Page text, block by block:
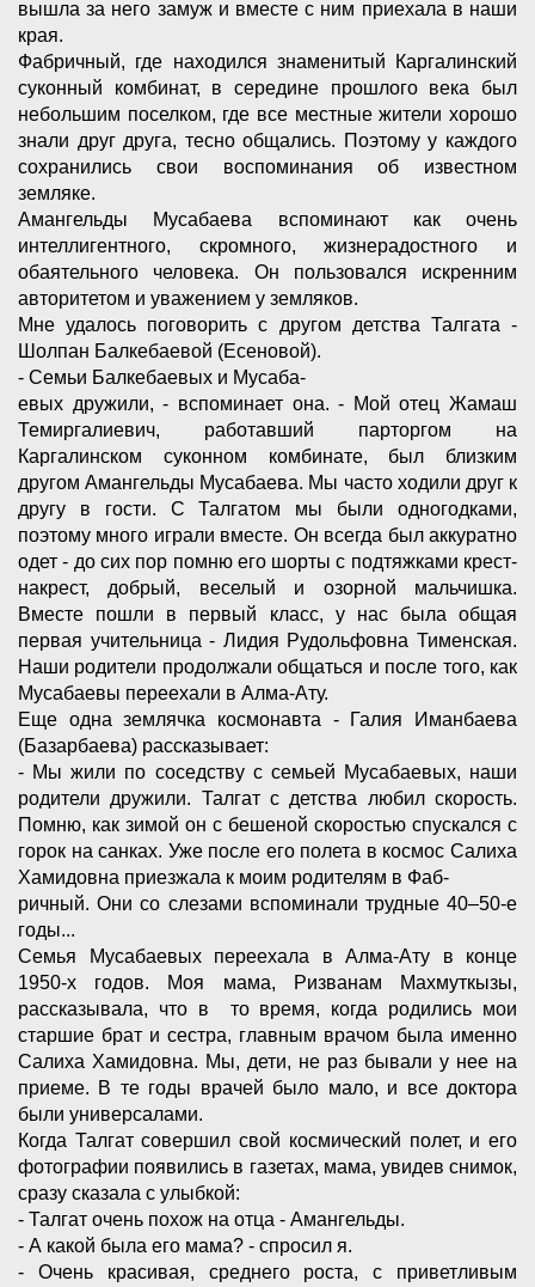
вышла за него замуж и вместе с ним приехала в наши
края.
Фабричный, где находился знаменитый Каргалинский
суконный комбинат, в середине прошлого века был
небольшим поселком, где все местные жители хорошо
знали друг друга, тесно общались. Поэтому у каждого
сохранились свои воспоминания об известном
земляке.
Амангельды Мусабаева вспоминают как очень
интеллигентного, скромного, жизнерадостного и
обаятельного человека. Он пользовался искренним
авторитетом и уважением у земляков.
Мне удалось поговорить с другом детства Талгата -
Шолпан Балкебаевой (Есеновой).
- Семьи Балкебаевых и Мусаба-
евых дружили, - вспоминает она. - Мой отец Жамаш
Темиргалиевич, работавший парторгом на
Каргалинском суконном комбинате, был близким
другом Амангельды Мусабаева. Мы часто ходили друг к
другу в гости. С Талгатом мы были одногодками,
поэтому много играли вместе. Он всегда был аккуратно
одет - до сих пор помню его шорты с подтяжками крест-
накрест, добрый, веселый и озорной мальчишка.
Вместе пошли в первый класс, у нас была общая
первая учительница - Лидия Рудольфовна Тименская.
Наши родители продолжали общаться и после того, как
Мусабаевы переехали в Алма-Ату.
Еще одна землячка космонавта - Галия Иманбаева
(Базарбаева) рассказывает:
- Мы жили по соседству с семьей Мусабаевых, наши
родители дружили. Талгат с детства любил скорость.
Помню, как зимой он с бешеной скоростью спускался с
горок на санках. Уже после его полета в космос Салиха
Хамидовна приезжала к моим родителям в Фаб-
ричный. Они со слезами вспоминали трудные 40–50-е
годы...
Семья Мусабаевых переехала в Алма-Ату в конце
1950-х годов. Моя мама, Ризванам Махмуткызы,
рассказывала, что в то время, когда родились мои
старшие брат и сестра, главным врачом была именно
Салиха Хамидовна. Мы, дети, не раз бывали у нее на
приеме. В те годы врачей было мало, и все доктора
были универсалами.
Когда Талгат совершил свой космический полет, и его
фотографии появились в газетах, мама, увидев снимок,
сразу сказала с улыбкой:
- Талгат очень похож на отца - Амангельды.
- А какой была его мама? - спросил я.
- Очень красивая, среднего роста, с приветливым